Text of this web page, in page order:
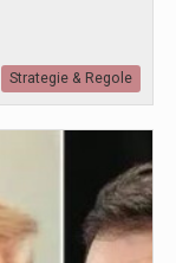
Strategie & Regole